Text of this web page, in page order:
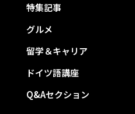
特集記事
グルメ
留学＆キャリア
ドイツ語講座
Q&Aセクション